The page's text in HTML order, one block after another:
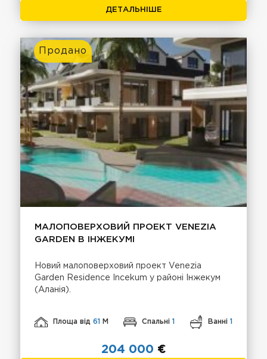
ДЕТАЛЬНІШЕ
Продано
МАЛОПОВЕРХОВИЙ ПРОЕКТ VENEZIA
GARDEN В ІНЖЕКУМІ
Новий малоповерховий проект Venezia
Garden Residence Incekum у районі Інжекум
(Аланія).
Площа від61 М Спальні 1 Ванні 1
204 000 €